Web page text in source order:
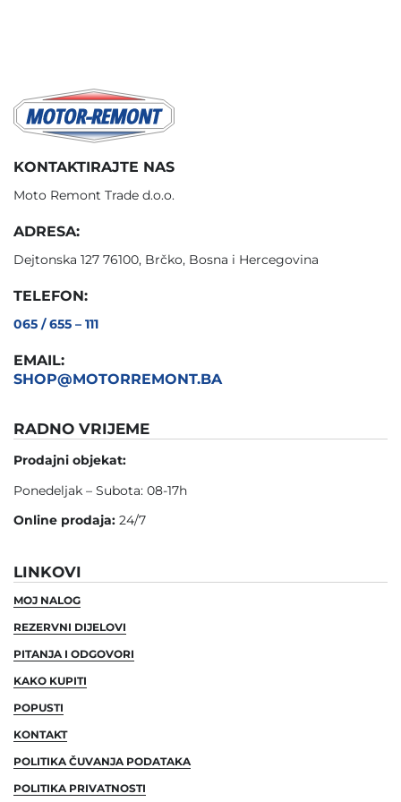
KONTAKTIRAJTE NAS
Moto Remont Trade d.o.o.
ADRESA:
Dejtonska 127 76100, Brčko, Bosna i Hercegovina
TELEFON:
065 / 655 – 111
EMAIL:
SHOP@MOTORREMONT.BA
RADNO VRIJEME
Prodajni objekat:
Ponedeljak – Subota: 08-17h
Online prodaja: 24/7
LINKOVI
MOJ NALOG
REZERVNI DIJELOVI
PITANJA I ODGOVORI
KAKO KUPITI
POPUSTI
KONTAKT
POLITIKA ČUVANJA PODATAKA
POLITIKA PRIVATNOSTI